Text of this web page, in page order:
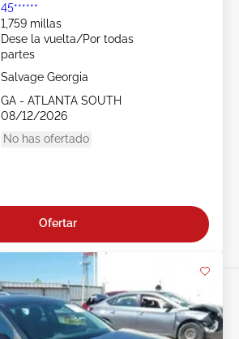
45******
1,759 millas
Dese la vuelta/Por todas
partes
Salvage Georgia
GA - ATLANTA SOUTH
08/12/2026
No has ofertado
Ofertar